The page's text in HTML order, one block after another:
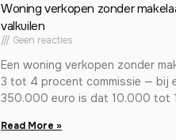
Woning verkopen zonder
valkuilen
Geen reacties
Een woning verkopen zonder
3 tot 4 procent commissie — bij
350.000 euro is dat 10.000 tot
Read More »